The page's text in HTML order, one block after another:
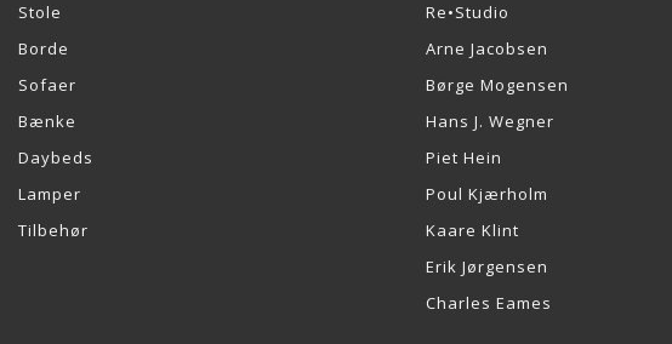
Stole
Borde
Sofaer
Bænke
Daybeds
Lamper
Tilbehør
Re•Studio
Arne Jacobsen
Børge Mogensen
Hans J. Wegner
Piet Hein
Poul Kjærholm
Kaare Klint
Erik Jørgensen
Charles Eames